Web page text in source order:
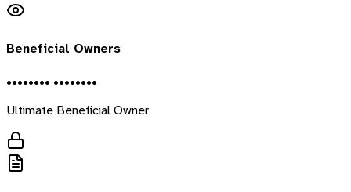
Beneficial Owners
•••••••• ••••••••
Ultimate Beneficial Owner